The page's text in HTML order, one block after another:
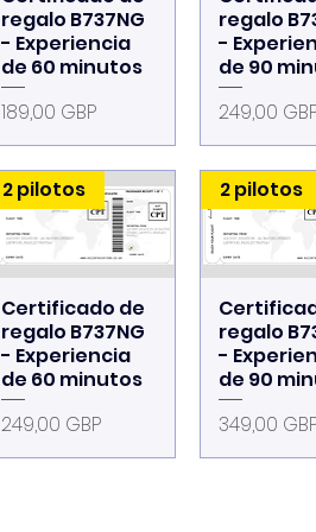
regalo B737NG
- Experiencia
de 60 minutos
Precio
189,00 GBP
regalo
-
de 90
Precio
249,00
Vista rápida
2 pilotos
Certificado de
regalo B737NG
- Experiencia
de 60 minutos
Precio
249,00 GBP
Vista
2 pilotos
regalo
-
de 90
Precio
349,00